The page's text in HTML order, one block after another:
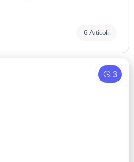
6 Articoli
3